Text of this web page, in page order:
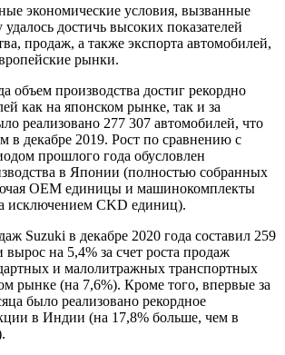
экономические условия, вызванные
достичь высоких показателей
продаж, а также экспорта автомобилей,
рынки.
объем производства достиг рекордно
как на японском рынке, так и за
реализовано 277 307 автомобилей, что
в декабре 2019. Рост по сравнению с
прошлого года обусловлен
в Японии (полностью собранных
OEM единицы и машинокомплекты
исключением CKD единиц).
Suzuki в декабре 2020 года составил 259
на 5,4% за счет роста продаж
и малолитражных транспортных
рынке (на 7,6%). Кроме того, впервые за
было реализовано рекордное
в Индии (на 17,8% больше, чем в